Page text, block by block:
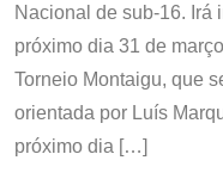
Nacional de sub-16. Irá
próximo dia 31 de
Torneio Montaigu, que
orientada por Luís
próximo dia […]